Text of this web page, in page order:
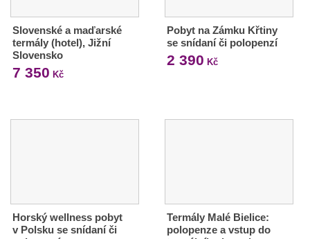
Slovenské a maďarské
termály (hotel), Jižní
Slovensko
7 350 Kč
Pobyt na Zámku Křtiny
se snídaní či polopenzí
2 390 Kč
Horský wellness pobyt
v Polsku se snídaní či
Termály Malé Bielice:
polopenze a vstup do